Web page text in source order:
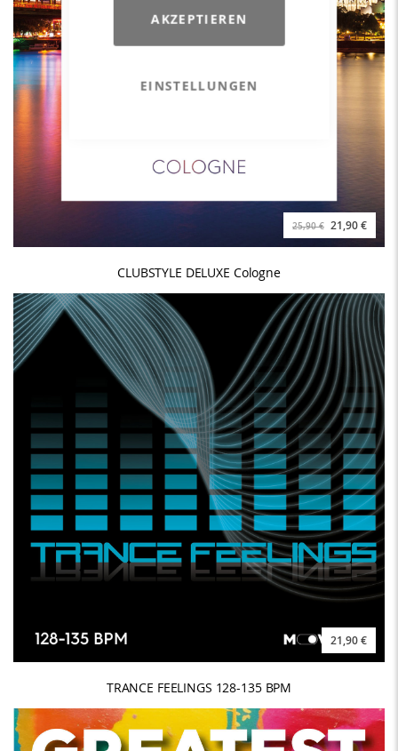
AKZEPTIEREN
EINSTELLUNGEN
25,90 € 21,90 €
CLUBSTYLE DELUXE Cologne
21,90 €
TRANCE FEELINGS 128-135 BPM